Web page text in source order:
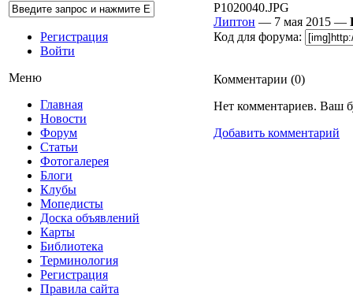
Регистрация
Войти
Меню
Главная
Новости
Форум
Статьи
Фотогалерея
Блоги
Клубы
Мопедисты
Доска объявлений
Карты
Библиотека
Терминология
Регистрация
Правила сайта
P1020040.JPG
Липтон — 7 мая 2015 —
Код для форума:
Комментарии (0)
Нет комментариев. Ваш
Добавить комментарий